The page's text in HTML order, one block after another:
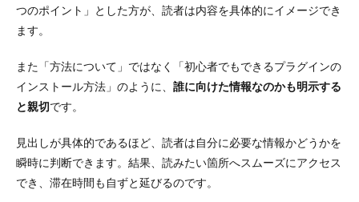
つのポイント」とした方が、読者は内容を具体的にイメージでき
ます。
また「方法について」ではなく「初心者でもできるプラグインの
インストール方法」のように、 誰に向けた情報なのかも明示する
と親切 です。
見出しが具体的であるほど、読者は自分に必要な情報かどうかを
瞬時に判断できます。結果、読みたい箇所へスムーズにアクセス
でき、滞在時間も自ずと延びるのです。